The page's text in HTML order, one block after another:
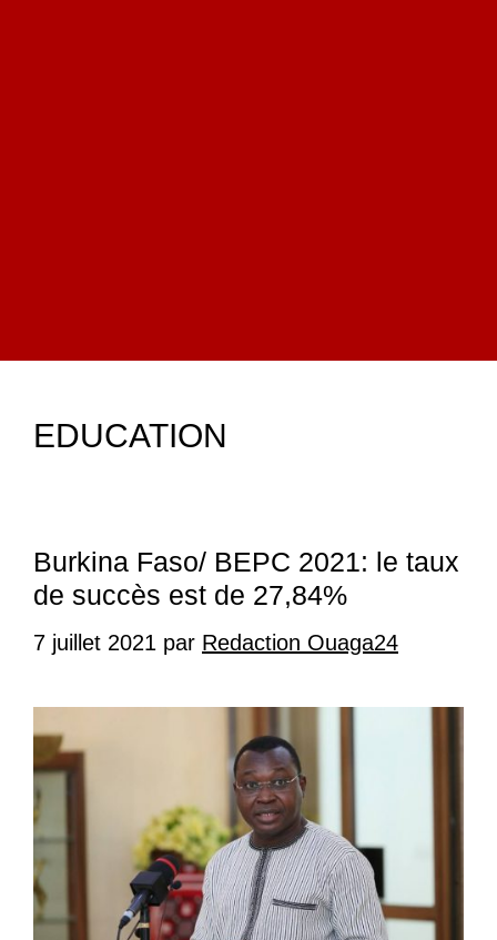
EDUCATION
Burkina Faso/ BEPC 2021: le taux
de succès est de 27,84%
7 juillet 2021 par Redaction Ouaga24